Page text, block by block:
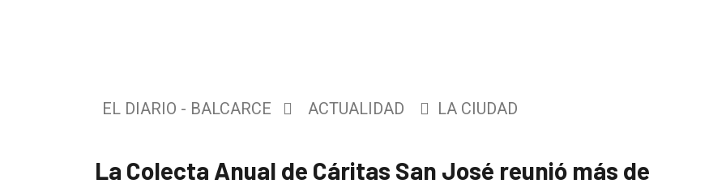
EL DIARIO - BALCARCE ACTUALIDAD LA CIUDAD
La Colecta Anual de Cáritas San José reunió más de